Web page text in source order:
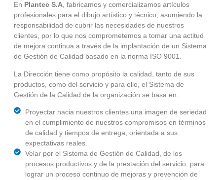
En Plantec S.A, fabricamos y comercializamos artículos
profesionales para el dibujo artístico y técnico, asumiendo la
responsabilidad de cubrir las necesidades de nuestros
clientes, por lo que nos comprometemos a tomar una actitud
de mejora continua a través de la implantación de un Sistema
de Gestión de Calidad basado en la norma ISO 9001.
La Dirección tiene como propósito la calidad, tanto de sus
productos, como del servicio y para ello, el Sistema de
Gestión de la Calidad de la organización se basa en:
Proyectar hacia nuestros clientes una imagen de seriedad
en el cumplimiento de nuestros compromisos en términos
de calidad y tiempos de entrega, orientada a sus
expectativas reales.
Velar por el Sistema de Gestión de Calidad, de los
procesos productivos y de la prestación del servicio, para
lograr un proceso continuo de mejoras y prevención de